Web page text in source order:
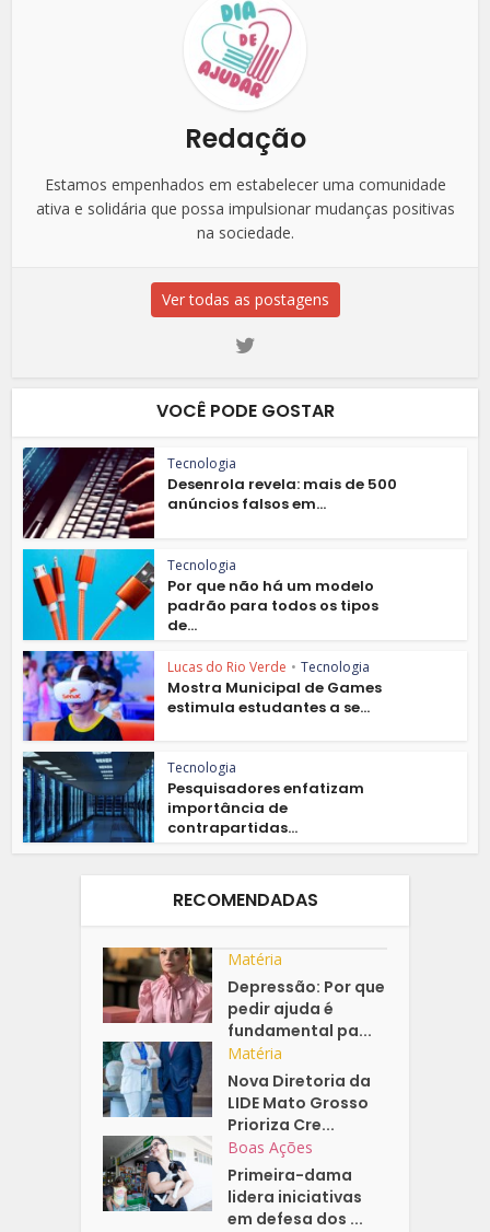
Redação
Estamos empenhados em estabelecer uma comunidade
ativa e solidária que possa impulsionar mudanças positivas
na sociedade.
Ver todas as postagens
VOCÊ PODE GOSTAR
Tecnologia
Desenrola revela: mais de 500
anúncios falsos em...
Tecnologia
Por que não há um modelo
padrão para todos os tipos
de...
Lucas do Rio Verde • Tecnologia
Mostra Municipal de Games
estimula estudantes a se...
Tecnologia
Pesquisadores enfatizam
importância de
contrapartidas...
RECOMENDADAS
Matéria
Depressão: Por que
pedir ajuda é
fundamental pa...
Matéria
Nova Diretoria da
LIDE Mato Grosso
Prioriza Cre...
Boas Ações
Primeira-dama
lidera iniciativas
em defesa dos ...